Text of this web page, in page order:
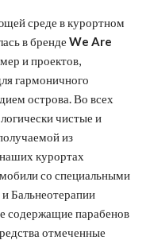
среде в курортном
в бренде We Are
и проектов,
гармоничного
острова. Во всех
чистые и
из
курортах
со специальными
Бальнеотерапии
содержащие парабенов
отмеченные